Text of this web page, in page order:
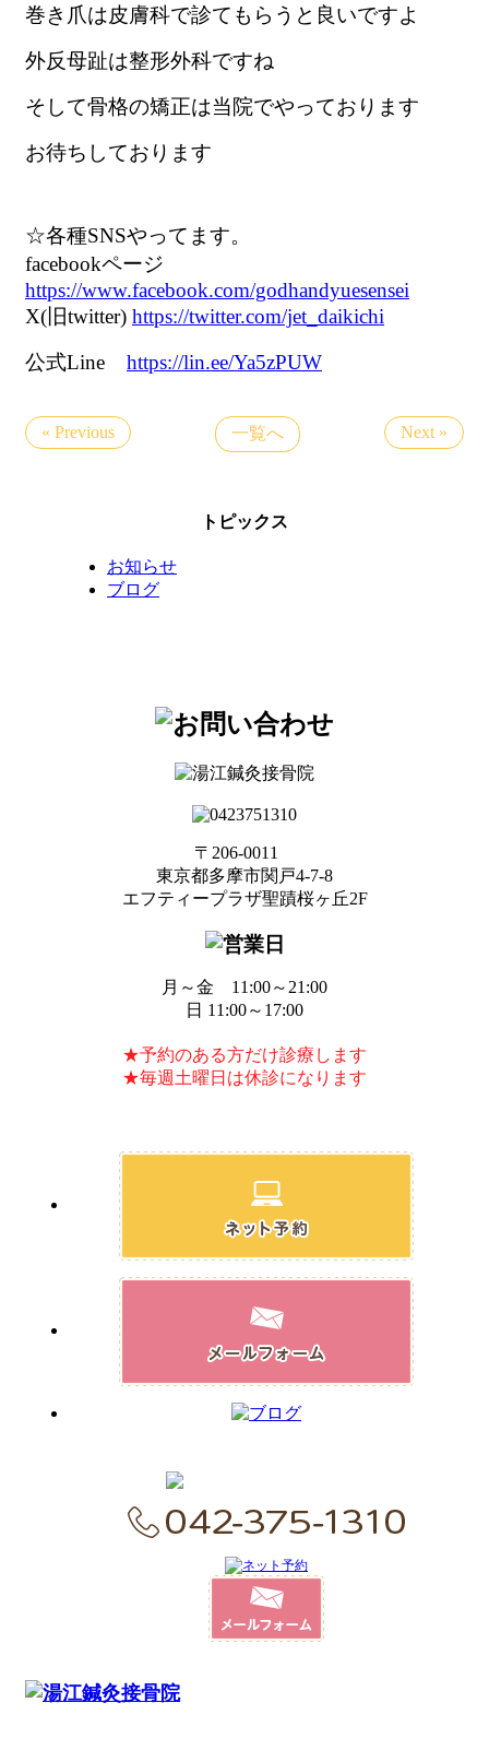
巻き爪は皮膚科で診てもらうと良いですよ
外反母趾は整形外科ですね
そして骨格の矯正は当院でやっております
お待ちしております
☆各種SNSやってます。
facebookページ
https://www.facebook.com/godhandyuesensei
X(旧twitter) https://twitter.com/jet_daikichi
公式Line https://lin.ee/Ya5zPUW
« Previous 一覧へ Next »
トピックス
お知らせ
ブログ
〒206-0011
東京都多摩市関戸4-7-8
エフティープラザ聖蹟桜ヶ丘2F
月～金 11:00～21:00
日 11:00～17:00
★予約のある方だけ診療します
★毎週土曜日は休診になります